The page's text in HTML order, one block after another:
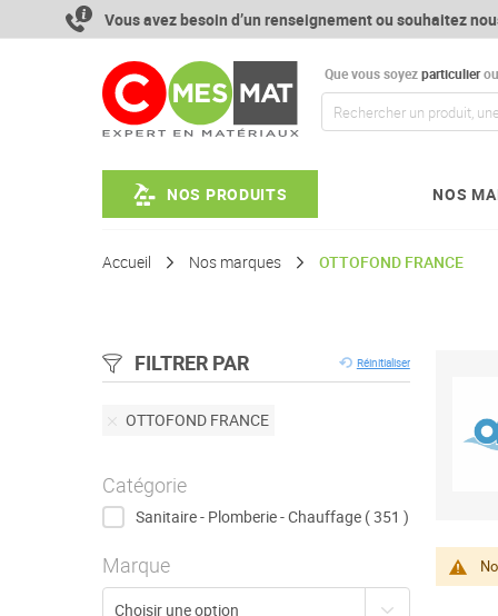
contenu
Vous avez besoin d’un renseignement ou souhaitez
Que vous soyezparticulier
NOS PRODUITS NOS
Accueil Nos marques OTTOFOND FRANCE
FILTRER PAR Réinitialiser
Retirer
OTTOFOND FRANCE
Catégorie
Sanitaire - Plomberie - Chauffage 351 articles
Marque